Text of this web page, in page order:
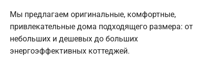
Мы предлагаем оригинальные, комфортные,
привлекательные дома подходящего размера: от
небольших и дешевых до больших
энергоэффективных коттеджей.